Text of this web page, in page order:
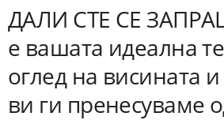
ДАЛИ СТЕ СЕ
е вашата идеална
оглед на висината и
ви ги пренесуваме